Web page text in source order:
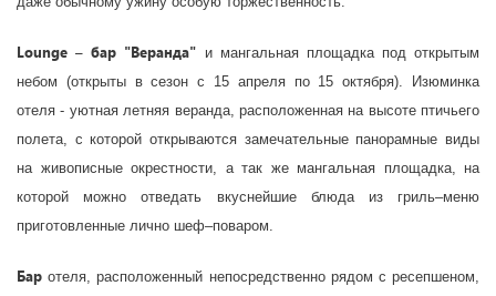
Lounge – бар "Веранда" и мангальная площадка под открытым
небом (открыты в сезон с 15 апреля по 15 октября). Изюминка
отеля - уютная летняя веранда, расположенная на высоте птичьего
полета, с которой открываются замечательные панорамные виды
на живописные окрестности, а так же мангальная площадка, на
которой можно отведать вкуснейшие блюда из гриль–меню
приготовленные лично шеф–поваром.
Бар отеля, расположенный непосредственно рядом с ресепшеном,